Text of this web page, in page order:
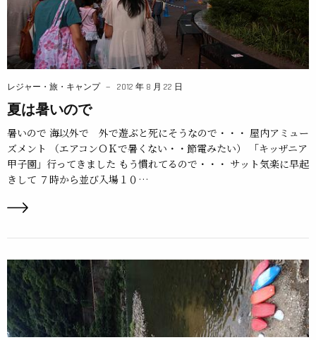
レジャー・旅・キャンプ 2012 年 8 月 22 日
夏は暑いので
暑いので 海以外で 外で遊ぶと死にそうなので・・・ 屋内アミュー
ズメント （エアコンＯＫで暑くない・・節電みたい） 「キッザニア
甲子園」行ってきました もう慣れてるので・・・ サット気楽に早起
きして ７時から並び入場１０…